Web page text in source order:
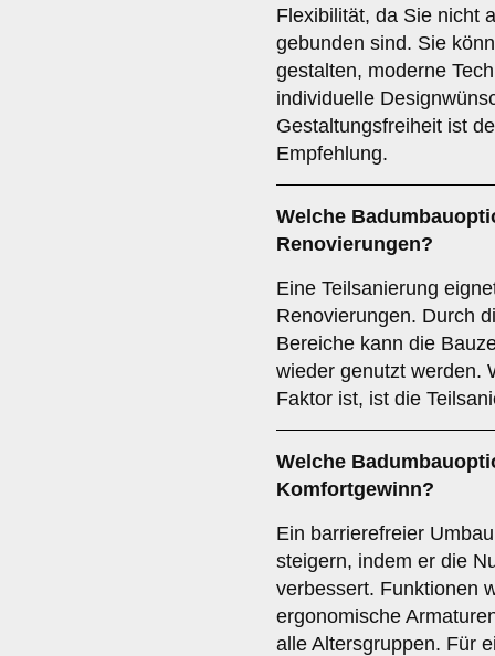
Flexibilität, da Sie nicht
gebunden sind. Sie
gestalten, moderne
individuelle
Gestaltungsfreiheit ist
Empfehlung.
Welche
Renovierungen?
Eine Teilsanierung
Renovierungen. Durch
Bereiche kann die
wieder genutzt werden.
Faktor ist, ist die
Welche
Komfortgewinn?
Ein barrierefreier
steigern, indem er die
verbessert. Funktionen
ergonomische
alle Altersgruppen. Für